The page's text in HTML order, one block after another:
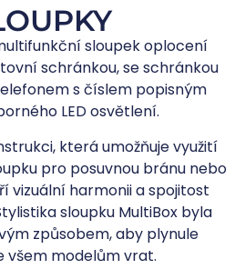
sloupek oplocení
schránkou, se schránkou
s číslem popisným
LED osvětlení.
která umožňuje využití
pro posuvnou bránu nebo
vizuální harmonii a spojitost
sloupku MultiBox byla
způsobem, aby plynule
všem modelům vrat.